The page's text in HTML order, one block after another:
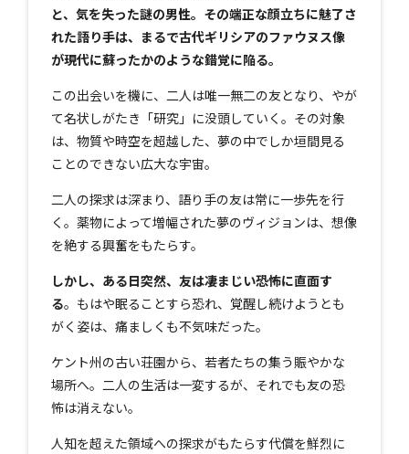
と、気を失った謎の男性。その端正な顔立ちに魅了さ
れた語り手は、まるで古代ギリシアのファウヌス像
が現代に蘇ったかのような錯覚に陥る。
この出会いを機に、二人は唯一無二の友となり、やが
て名状しがたき「研究」に没頭していく。その対象
は、物質や時空を超越した、夢の中でしか垣間見る
ことのできない広大な宇宙。
二人の探求は深まり、語り手の友は常に一歩先を行
く。薬物によって増幅された夢のヴィジョンは、想像
を絶する興奮をもたらす。
しかし、ある日突然、友は凄まじい恐怖に直面す
る。もはや眠ることすら恐れ、覚醒し続けようとも
がく姿は、痛ましくも不気味だった。
ケント州の古い荘園から、若者たちの集う賑やかな
場所へ。二人の生活は一変するが、それでも友の恐
怖は消えない。
人知を超えた領域への探求がもたらす代償を鮮烈に